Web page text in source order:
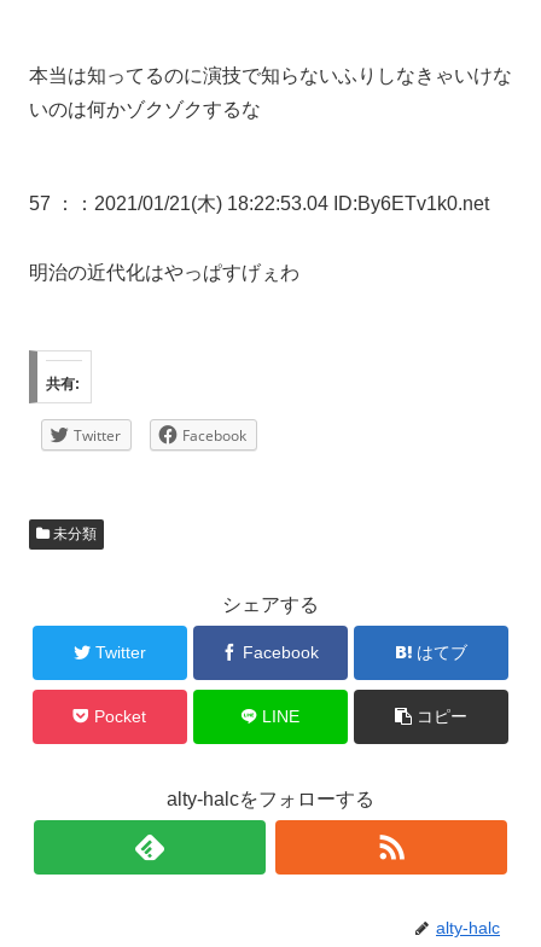
本当は知ってるのに演技で知らないふりしなきゃいけな
いのは何かゾクゾクするな
57 ： ：2021/01/21(木) 18:22:53.04 ID:By6ETv1k0.net
明治の近代化はやっぱすげぇわ
共有:
Twitter Facebook
未分類
シェアする
Twitter Facebook はてブ
Pocket LINE コピー
alty-halcをフォローする
alty-halc